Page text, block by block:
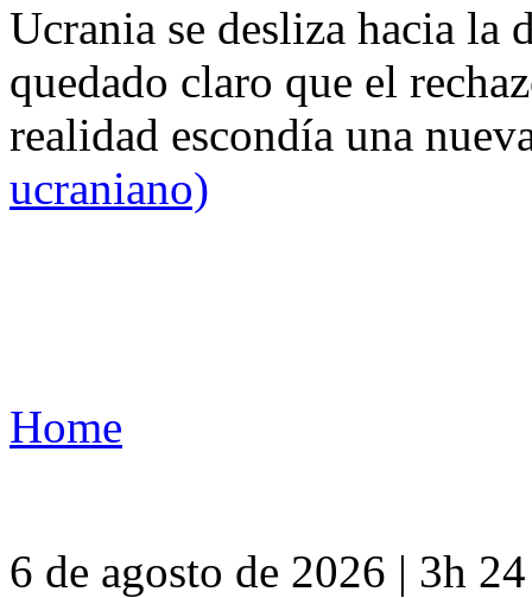
Ucrania se desliza hacia
quedado claro que el
realidad escondía una
ucraniano)
Home
6 de agosto de 2026 | 3h